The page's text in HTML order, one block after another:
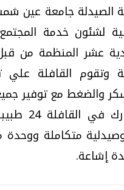
الصيدلة جامعة عين
لشئون خدمة المجتمع
عشر المنظمة من قبل
وتقوم القافلة
والضغط مع توفير جميع
متكاملة ووحدة
إشاعة.
الرقمي.. تقنيات واعدة